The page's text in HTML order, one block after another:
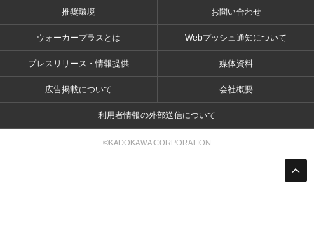
推奨環境 お問い合わせ
ウォーカープラスとは Webプッシュ通知について
プレスリリース・情報提供 媒体資料
広告掲載について 会社概要
利用者情報の外部送信について
©KADOKAWA CORPORATION